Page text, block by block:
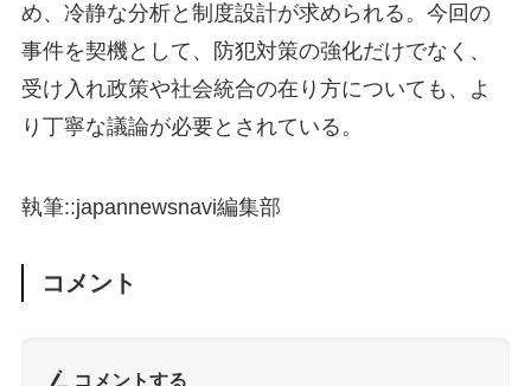
め、冷静な分析と制度設計が求められる。今回の
事件を契機として、防犯対策の強化だけでなく、
受け入れ政策や社会統合の在り方についても、よ
り丁寧な議論が必要とされている。
執筆::japannewsnavi編集部
コメント
コメントする